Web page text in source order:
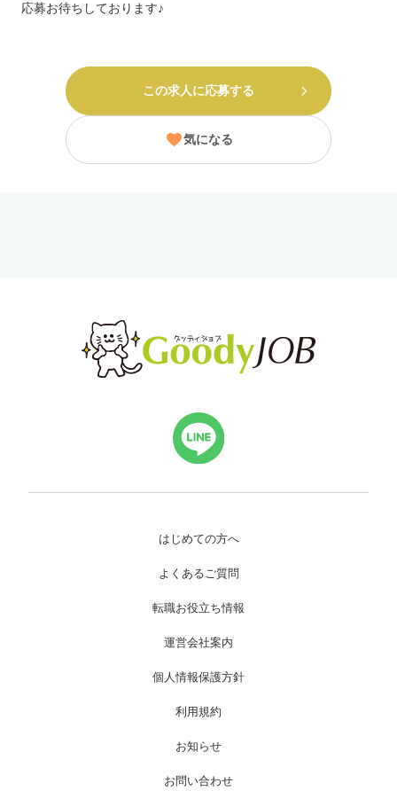
応募お待ちしております♪
この求人に応募する
気になる
はじめての方へ
よくあるご質問
転職お役立ち情報
運営会社案内
個人情報保護方針
利用規約
お知らせ
お問い合わせ